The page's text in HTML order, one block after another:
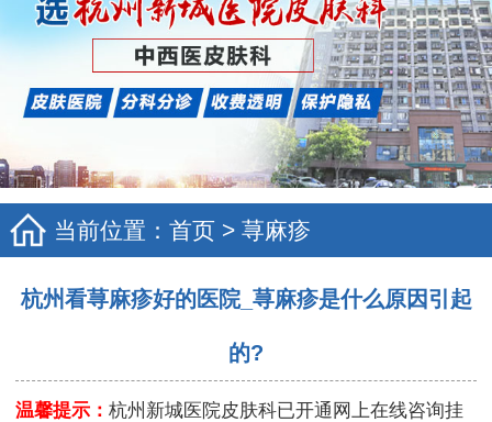
当前位置： 首页 > 荨麻疹
杭州看荨麻疹好的医院_荨麻疹是什么原因引起
的?
温馨提示： 杭州新城医院皮肤科已开通网上在线咨询挂